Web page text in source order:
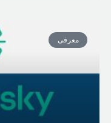
معرفی